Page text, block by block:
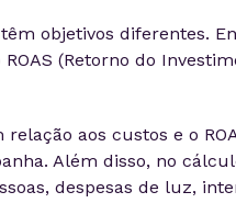
objetivos diferentes.
ROAS (Retorno do
aos custos e o
Além disso, no
despesas de luz,